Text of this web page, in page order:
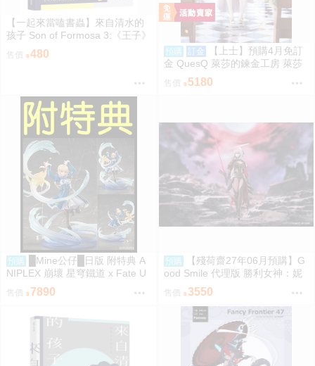
【一起來當嗑書蟲】來自清水的
孩子 Son of Formosa 3:《王子》
480 預購 訂金
【上士】預購4月免訂
金 QuesQ 萊莎的鍊金工房 萊莎
琳 斯托特 婚紗禮服Ver 1/7 1111
5180
預購
█Mine公仔█日版 附特典 A
NIPLEX 崩壞 星穹鐵道 x Fate U
BW 無限劍制 Saber 1/7 PVC
售價 7890
預購
【殘荷齋27年06月預購】G
ood Smile 代理版 勝利女神：妮
姬 紅蓮：暗影 Hyper Body 可動
0917
售價 3550